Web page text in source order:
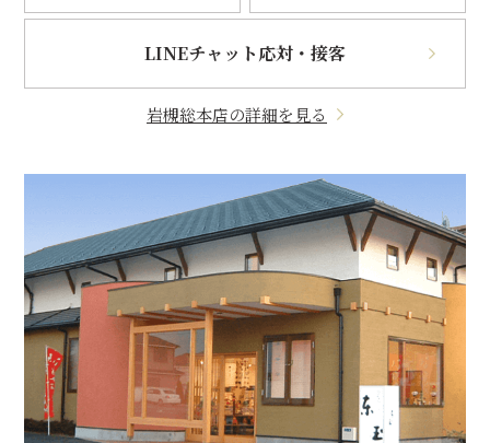
LINEチャット応対・接客
岩槻総本店の詳細を見る